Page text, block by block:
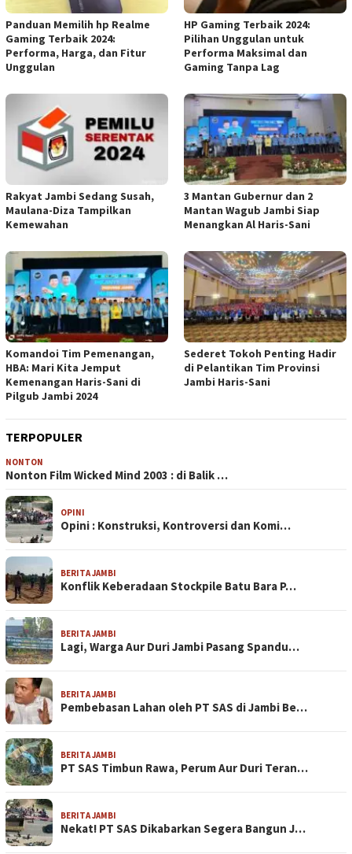
Panduan Memilih hp Realme
Gaming Terbaik 2024:
Performa, Harga, dan Fitur
Unggulan
HP Gaming Terbaik 2024:
Pilihan Unggulan untuk
Performa Maksimal dan
Gaming Tanpa Lag
Rakyat Jambi Sedang Susah,
Maulana-Diza Tampilkan
Kemewahan
3 Mantan Gubernur dan 2
Mantan Wagub Jambi Siap
Menangkan Al Haris-Sani
Komandoi Tim Pemenangan,
HBA: Mari Kita Jemput
Kemenangan Haris-Sani di
Pilgub Jambi 2024
Sederet Tokoh Penting Hadir
di Pelantikan Tim Provinsi
Jambi Haris-Sani
TERPOPULER
NONTON
Nonton Film Wicked Mind 2003 : di Balik …
OPINI
Opini : Konstruksi, Kontroversi dan Komi…
BERITA JAMBI
Konflik Keberadaan Stockpile Batu Bara P…
BERITA JAMBI
Lagi, Warga Aur Duri Jambi Pasang Spandu…
BERITA JAMBI
Pembebasan Lahan oleh PT SAS di Jambi Be…
BERITA JAMBI
PT SAS Timbun Rawa, Perum Aur Duri Teran…
BERITA JAMBI
Nekat! PT SAS Dikabarkan Segera Bangun J…